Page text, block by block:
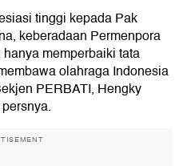
tinggi kepada Pak
keberadaan Permenpora
memperbaiki tata
olahraga Indonesia
PERBATI, Hengky